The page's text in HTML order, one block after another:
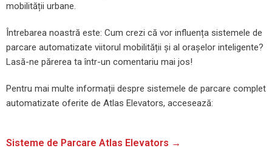
mobilității urbane.
Întrebarea noastră este: Cum crezi că vor influența sistemele de
parcare automatizate viitorul mobilității și al orașelor inteligente?
Lasă-ne părerea ta într-un comentariu mai jos!
Pentru mai multe informații despre sistemele de parcare complet
automatizate oferite de Atlas Elevators, accesează:
Sisteme de Parcare Atlas Elevators →